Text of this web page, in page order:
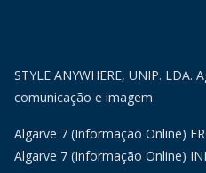
STYLE ANYWHERE, UNIP. LDA.
comunicação e imagem.
Algarve 7 (Informação Online)
Algarve 7 (Informação Online)